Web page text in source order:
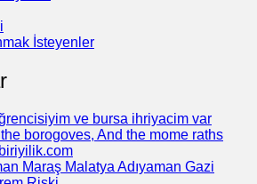
İsteyenler
ve bursa ihriyacim var
borogoves, And the mome raths
Maraş Malatya Adıyaman Gazi